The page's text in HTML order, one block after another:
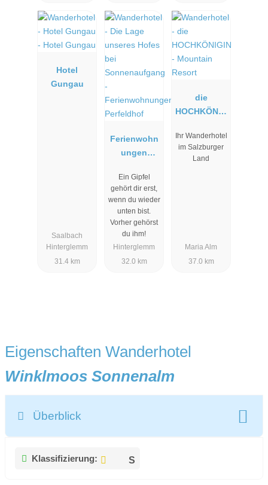
Hotel
Gungau
Saalbach
Hinterglemm
31.4 km
Ferienwohn
ungen
Ein Gipfel
gehört dir erst,
wenn du wieder
unten bist.
Vorher gehörst
du ihm!
Hinterglemm
32.0 km
die
HOCHKÖNIG
Mountain
Resort
Ihr Wanderhotel
im Salzburger
Land
Maria Alm
37.0 km
Eigenschaften Wanderhotel
Winklmoos Sonnenalm
Überblick
Klassifizierung: